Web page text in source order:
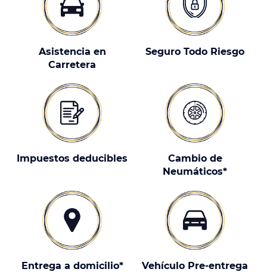
Asistencia en
Carretera
Seguro Todo Riesgo
Impuestos deducibles
Cambio de
Neumáticos*
Entrega a domicilio* Vehículo Pre-entrega